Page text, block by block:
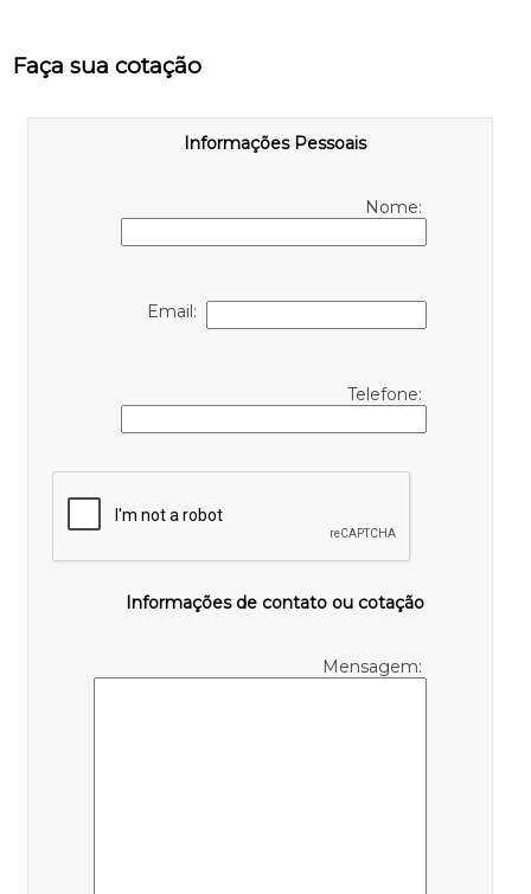
Faça sua cotação
Informações Pessoais
Nome:
Email:
Telefone:
Informações de contato ou cotação
Mensagem: